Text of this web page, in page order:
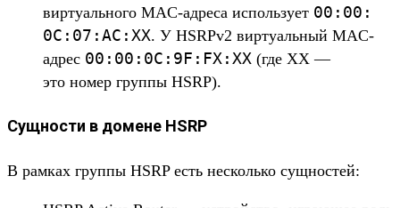
вир­туаль­ного MAC-адре­са исполь­зует 00: 00:
0C: 07:AC:XX. У HSRPv2 вир­туаль­ный MAC-
адрес 00: 00: 0C: 9F: FX:XX (где XX —
это номер груп­пы HSRP).
Сущности в домене HSRP
В рам­ках груп­пы HSRP есть нес­коль­ко сущ­ностей: